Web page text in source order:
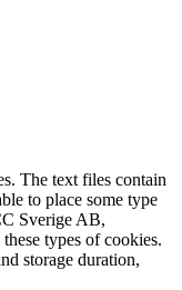
The text files contain
to place some type
Sverige AB,
types of cookies.
storage duration,